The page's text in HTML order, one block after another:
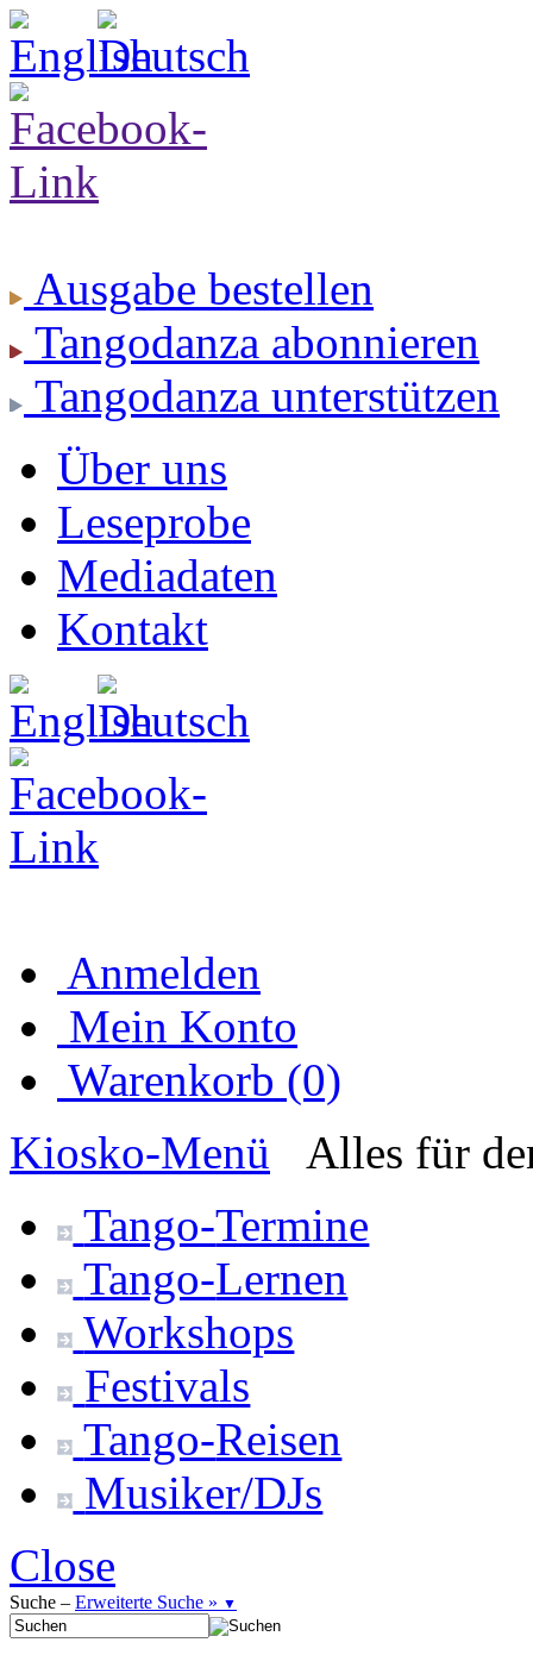
Ausgabe bestellen
Tangodanza abonnieren
Tangodanza unterstützen
Über uns
Leseprobe
Mediadaten
Kontakt
Anmelden
Mein Konto
Warenkorb (0)
Kiosko-Menü
Alles für
Tango-Termine
Tango-Lernen
Workshops
Festivals
Tango-Reisen
Musiker/DJs
Close
Suche – Erweiterte Suche » ▼